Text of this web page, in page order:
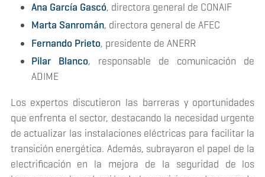
Ana García Gascó, directora general de CONAIF
Marta Sanromán, directora general de AFEC
Fernando Prieto, presidente de ANERR
Pilar Blanco, responsable de comunicación de
ADIME
Los expertos discutieron las barreras y oportunidades
que enfrenta el sector, destacando la necesidad urgente
de actualizar las instalaciones eléctricas para facilitar la
transición energética. Además, subrayaron el papel de la
electrificación en la mejora de la seguridad de los